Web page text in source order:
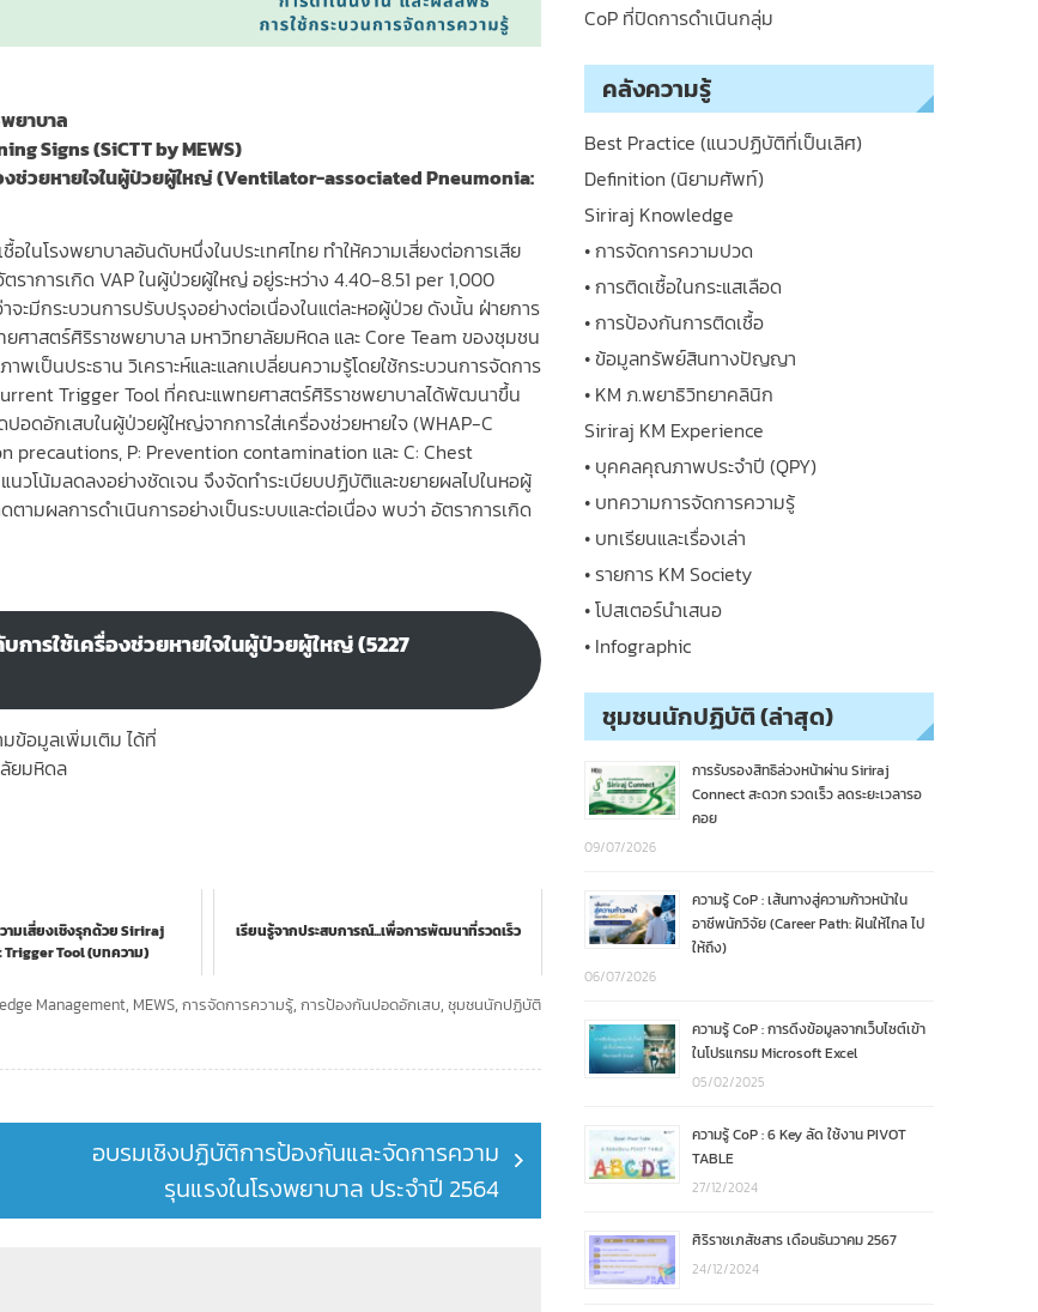
ยาบาล
Signs (SiCTT by MEWS)
ช่วยหายใจในผู้ป่วยผู้ใหญ่(Ventilator-associated Pneumonia:
ในโรงพยาบาลอันดับหนึ่งในประเทศไทย ทำให้ความเสี่ยงต่อการเสีย
การเกิด VAP ในผู้ป่วยผู้ใหญ่ อยู่ระหว่าง 4.40-8.51 per 1,000
ะมีกระบวนการปรับปรุงอย่างต่อเนื่องในแต่ละหอผู้ป่วย ดังนั้น ฝ่ายการ
าสตร์ศิริราชพยาบาล มหาวิทยาลัยมหิดล และ Core Team ของชุมชน
นประธาน วิเคราะห์และแลกเปลี่ยนความรู้โดยใช้กระบวนการจัดการ
Trigger Tool ที่คณะแพทยศาสตร์ศิริราชพยาบาลได้พัฒนาขึ้น
ดอักเสบในผู้ป่วยผู้ใหญ่จากการใส่เครื่องช่วยหายใจ (WHAP-C
precautions, P: Prevention contamination และ C: Chest
วโน้มลดลงอย่างชัดเจน จึงจัดทำระเบียบปฏิบัติและขยายผลไปในหอผู้
ามผลการดำเนินการอย่างเป็นระบบและต่อเนื่อง พบว่า อัตราการเกิด
ารใช้เครื่องช่วยหายใจในผู้ป่วยผู้ใหญ่ (5227
ข้อมูลเพิ่มเติม ได้ที่
ยมหิดล
ามเสี่ยงเชิงรุกด้วย Siriraj
Tool (บทความ)
เรียนรู้จากประสบการณ์...เพื่อการพัฒนาที่รวดเร็ว
Management, MEWS, การจัดการความรู้, การป้องกันปอดอักเสบ, ชุมชนนักปฏิบัติ
อบรมเชิงปฏิบัติการป้องกันและจัดการความ
รุนแรงในโรงพยาบาล ประจำปี 2564
CoP ที่ปิดการดำเนินกลุ่ม
คลังความรู้
Best Practice (แนวปฏิบัติที่เป็นเลิศ)
Definition (นิยามศัพท์)
Siriraj Knowledge
• การจัดการความปวด
• การติดเชื้อในกระแสเลือด
• การป้องกันการติดเชื้อ
• ข้อมูลทรัพย์สินทางปัญญา
• KM ภ.พยาธิวิทยาคลินิก
Siriraj KM Experience
• บุคคลคุณภาพประจำปี (QPY)
• บทความการจัดการความรู้
• บทเรียนและเรื่องเล่า
• รายการ KM Society
• โปสเตอร์นำเสนอ
• Infographic
ชุมชนนักปฏิบัติ (ล่าสุด)
การรับรองสิทธิล่วงหน้าผ่าน Siriraj
Connect สะดวก รวดเร็ว ลดระยะเวลารอ
คอย
09/07/2026
ความรู้ CoP : เส้นทางสู่ความก้าวหน้าใน
อาชีพนักวิจัย (Career Path: ฝันให้ไกล ไป
ให้ถึง)
06/07/2026
ความรู้ CoP : การดึงข้อมูลจากเว็บไซต์เข้า
ในโปรแกรม Microsoft Excel
05/02/2025
ความรู้ CoP : 6 Key ลัด ใช้งาน PIVOT
TABLE
27/12/2024
ศิริราชเภสัชสาร เดือนธันวาคม 2567
24/12/2024